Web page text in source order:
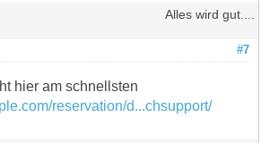
Alles wird gut....
#7
hier am schnellsten
reservation/d...chsupport/